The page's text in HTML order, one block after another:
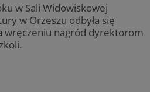
w Sali Widowiskowej
w Orzeszu odbyła się
wręczeniu nagród dyrektorom